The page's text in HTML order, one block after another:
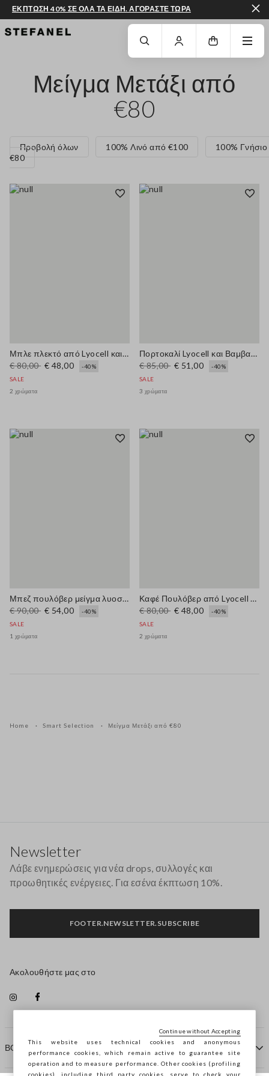
ΜΕΤΆΒΑΣΗ ΣΤΟ ΚΎΡΙΟ ΠΕΡΙΕΧΌΜΕΝΟΚΑΤΕΒΕΊΤΕ ΣΤΟ ΚΆΤΩ ΜΈΡΟΣ
ΕΚΠΤΩΣΗ 40% ΣΕ ΟΛΑ ΤΑ ΕΙΔΗ. ΑΓΟΡΑΣΤΕ ΤΩΡΑ
Μείγμα Μετάξι από
€80
Προβολή όλων 100% Λινό από €100
100%
€80
Μπλε πλεκτό από Lyocell και βαμβάκι με V-λαιμόκοψη, κανονική εφαρμογή
€ 80,00 € 48,00
-40%
SALE
2 χρώματα
Πορτοκαλί Lyocell και Βαμβακερό Μπλουζάκι Regular Fit με Κολάρο Polo
€ 85,00 € 51,00
-40%
SALE
3 χρώματα
Μπεζ πουλόβερ μείγμα λυοσέλλης και μεταξιού κανονικής εφαρμογής με κορδόνια
€ 90,00 € 54,00
-40%
SALE
1 χρώματα
Καφέ Πουλόβερ από Lyocell και Βαμβάκι με Κανονική Γραμμή και V Λαιμόκοψη
€ 80,00 € 48,00
-40%
SALE
2 χρώματα
Home Smart Selection Μείγμα Μετάξι από €80
ΒΟΗΘΕΙΑ
Newsletter
Λάβε ενημερώσεις για νέα drops, συλλογές και
προωθητικές ενέργειες. Για εσένα έκπτωση 10%.
FOOTER.NEWSLETTER.SUBSCRIBE
Ακολουθήστε μας στο
This website uses technical cookies and anonymous
performance cookies, which remain active to guarantee site
operation and to measure performance. Other cookies (profiling
cookies), including third party cookies, serve to check your
Continue without Accepting